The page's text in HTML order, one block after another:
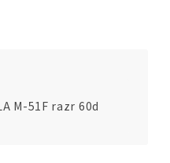
M-51F razr 60d